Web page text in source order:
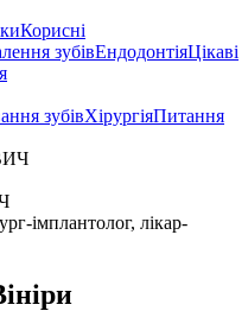
Корисні
зубівЕндодонтіяЦікаві
зубівХірургіяПитання
імплантолог, лікар-